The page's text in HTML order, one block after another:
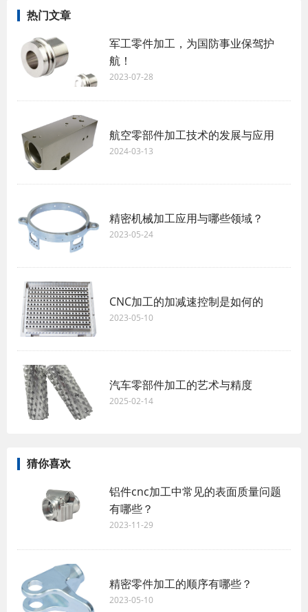
热门文章
军工零件加工，为国防事业保驾护
航！
2023-07-28
航空零部件加工技术的发展与应用
2024-03-13
精密机械加工应用与哪些领域？
2023-05-24
CNC加工的加减速控制是如何的
2023-05-10
汽车零部件加工的艺术与精度
2025-02-14
猜你喜欢
铝件cnc加工中常见的表面质量问题
有哪些？
2023-11-29
精密零件加工的顺序有哪些？
2023-05-10